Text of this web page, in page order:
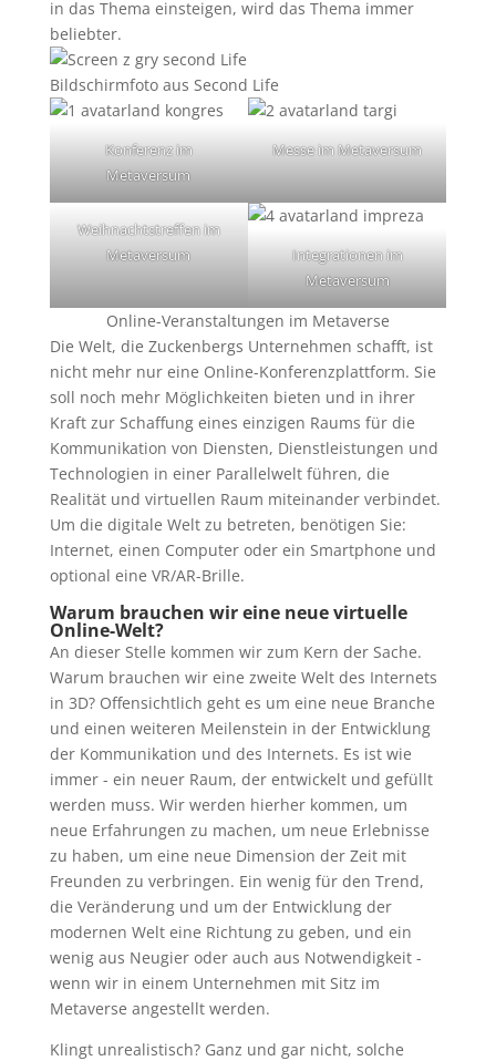
in das Thema einsteigen, wird das Thema immer
beliebter.
Bildschirmfoto aus Second Life
Konferenz im
Metaversum
Messe im Metaversum
Weihnachtstreffen im
Metaversum
Integrationen im
Metaversum
Online-Veranstaltungen im Metaverse
Die Welt, die Zuckenbergs Unternehmen schafft, ist
nicht mehr nur eine Online-Konferenzplattform. Sie
soll noch mehr Möglichkeiten bieten und in ihrer
Kraft zur Schaffung eines einzigen Raums für die
Kommunikation von Diensten, Dienstleistungen und
Technologien in einer Parallelwelt führen, die
Realität und virtuellen Raum miteinander verbindet.
Um die digitale Welt zu betreten, benötigen Sie:
Internet, einen Computer oder ein Smartphone und
optional eine VR/AR-Brille.
Warum brauchen wir eine neue virtuelle
Online-Welt?
An dieser Stelle kommen wir zum Kern der Sache.
Warum brauchen wir eine zweite Welt des Internets
in 3D? Offensichtlich geht es um eine neue Branche
und einen weiteren Meilenstein in der Entwicklung
der Kommunikation und des Internets. Es ist wie
immer - ein neuer Raum, der entwickelt und gefüllt
werden muss. Wir werden hierher kommen, um
neue Erfahrungen zu machen, um neue Erlebnisse
zu haben, um eine neue Dimension der Zeit mit
Freunden zu verbringen. Ein wenig für den Trend,
die Veränderung und um der Entwicklung der
modernen Welt eine Richtung zu geben, und ein
wenig aus Neugier oder auch aus Notwendigkeit -
wenn wir in einem Unternehmen mit Sitz im
Metaverse angestellt werden.
Klingt unrealistisch? Ganz und gar nicht, solche